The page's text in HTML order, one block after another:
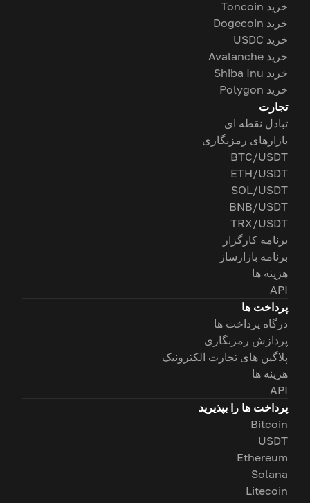
خرید Toncoin
خرید Dogecoin
خرید USDC
خرید Avalanche
خرید Shiba Inu
خرید Polygon
تجارت
تبادل نقطه ای
بازارهای رمزنگاری
BTC/USDT
ETH/USDT
SOL/USDT
BNB/USDT
TRX/USDT
برنامه کارگزار
برنامه بازارساز
هزینه ها
API
پرداخت ها
درگاه پرداخت ها
پردازش رمزنگاری
پلاگین های تجارت الکترونیک
هزینه ها
API
پرداخت ها را بپذیرید
Bitcoin
USDT
Ethereum
Solana
Litecoin